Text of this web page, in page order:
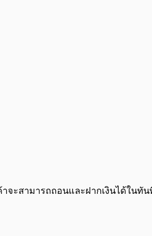
สามารถถอนและฝากเงินได้ในทันที